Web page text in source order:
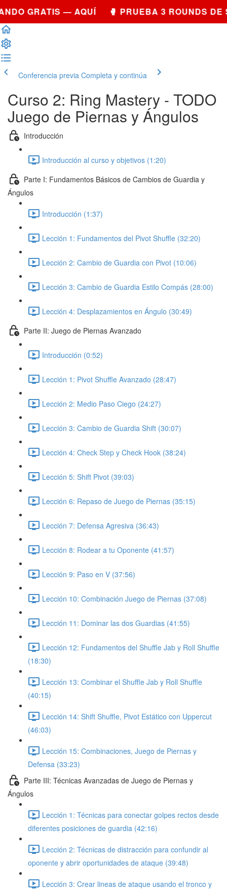
GRATIS — AQUÍ 🥊 PRUEBA 3 ROUNDS
Conferencia previa Completa y continúa
Curso 2: Ring Mastery - TODO
Juego de Piernas y Ángulos
Introducción
Introducción al curso y objetivos (1:20)
Parte I: Fundamentos Básicos de Cambios de Guardia y
Ángulos
Introducción (1:37)
Lección 1: Fundamentos del Pivot Shuffle (32:20)
Lección 2: Cambio de Guardia con Pivot (10:06)
Lección 3: Cambio de Guardia Estilo Compás (28:00)
Lección 4: Desplazamientos en Ángulo (30:49)
Parte II: Juego de Piernas Avanzado
Introducción (0:52)
Lección 1: Pivot Shuffle Avanzado (28:47)
Lección 2: Medio Paso Ciego (24:27)
Lección 3: Cambio de Guardia Shift (30:07)
Lección 4: Check Step y Check Hook (38:24)
Lección 5: Shift Pivot (39:03)
Lección 6: Repaso de Juego de Piernas (35:15)
Lección 7: Defensa Agresiva (36:43)
Lección 8: Rodear a tu Oponente (41:57)
Lección 9: Paso en V (37:56)
Lección 10: Combinación Juego de Piernas (37:08)
Lección 11: Dominar las dos Guardias (41:55)
Lección 12: Fundamentos del Shuffle Jab y Roll Shuffle
(18:30)
Lección 13: Combinar el Shuffle Jab y Roll Shuffle
(40:15)
Lección 14: Shift Shuffle, Pivot Estático con Uppercut
(46:03)
Lección 15: Combinaciones, Juego de Piernas y
Defensa (33:23)
Parte III: Técnicas Avanzadas de Juego de Piernas y
Ángulos
Lección 1: Técnicas para conectar golpes rectos desde
diferentes posiciones de guardia (42:16)
Lección 2: Técnicas de distracción para confundir al
oponente y abrir oportunidades de ataque (39:48)
Lección 3: Crear lineas de ataque usando el tronco y